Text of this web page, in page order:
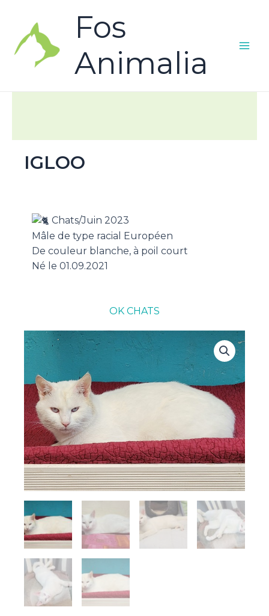
Fos
Animalia
IGLOO
Chats/Juin 2023
Mâle de type racial Européen
De couleur blanche, à poil court
Né le 01.09.2021
OK CHATS